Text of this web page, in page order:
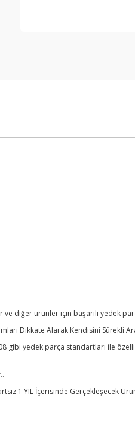
diğer ürünler için başarılı yedek
Dikkate Alarak Kendisini Sürekli
gibi yedek parça standartları ile
1 YIL İçerisinde Gerçekleşecek